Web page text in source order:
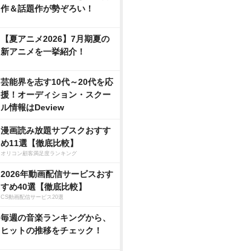
作＆話題作が勢ぞろい！
【夏アニメ2026】7月期夏の
新アニメを一挙紹介！
芸能界を志す10代～20代を応
援！オーディション・スクー
ル情報はDeview
漫画読み放題サブスクおすす
め11選【徹底比較】
オリコン顧客満足度ランキング
2026年動画配信サービスおす
すめ40選【徹底比較】
CS動画配信サービス20選
毎週の音楽ランキングから、
ヒットの推移をチェック！